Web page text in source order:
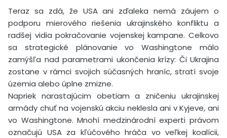
Teraz sa zdá, že USA ani zďaleka nemá záujem o
podporu mierového riešenia ukrajinského konfliktu a
radšej vidia pokračovanie vojenskej kampane. Celkovo
sa strategické plánovanie vo Washingtone málo
zamýšľa nad parametrami ukončenia krízy: Či Ukrajina
zostane v rámci svojich súčasných hraníc, stratí svoje
územia alebo úplne zmizne.
Napriek narastajúcim obetiam a zničeniu ukrajinskej
armády chuť na vojenskú akciu neklesla ani v Kyjeve, ani
vo Washingtone. Mnohí medzinárodní experti právom
označujú USA za kľúčového hráča vo veľkej koalícii,